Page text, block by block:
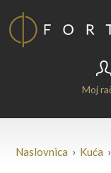
Moj
Naslovnica › Kuća ›